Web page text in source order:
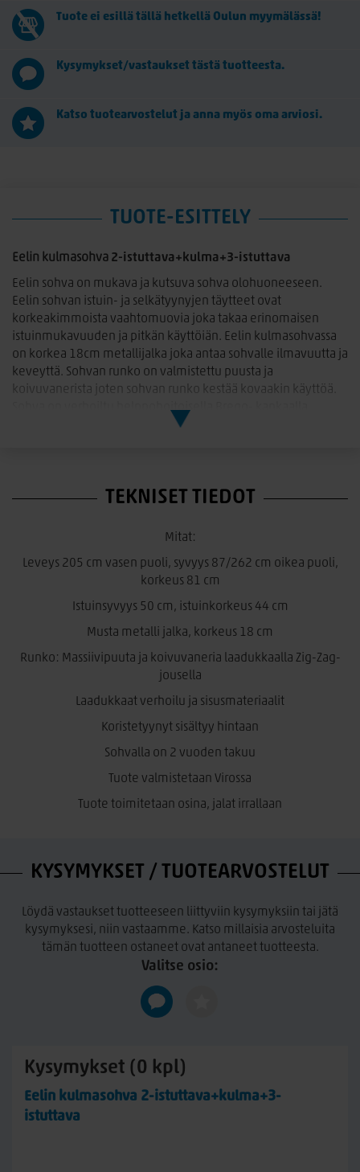
Tuote ei esillä tällä hetkellä Oulun myymälässä!
Kysymykset/vastaukset tästä tuotteesta.
Katso tuotearvostelut ja anna myös oma arviosi.
TUOTE-ESITTELY
Eelin kulmasohva 2-istuttava+kulma+3-istuttava
Eelin sohva on mukava ja kutsuva sohva olohuoneeseen.
Eelin sohvan istuin- ja selkätyynyjen täytteet ovat
korkeakimmoista vaahtomuovia joka takaa erinomaisen
istuinmukavuuden ja pitkän käyttöiän. Eelin kulmasohvassa
on korkea 18cm metallijalka joka antaa sohvalle ilmavuutta ja
keveyttä. Sohvan runko on valmistettu puusta ja
koivuvanerista joten sohvan runko kestää kovaakin käyttöä.
Sohva on verhoiltu helppohoitoisella Brego- kankaalla.
Sohvan tyynyt ovat irrotettavat ja päälliset pestävissä.
Istuintyynyt ja selkätyynyt:
korkeakimmoista kylmävaahtomuovia Istuintyynyt
riisuttavissa.
Runko:
Rungossa kiinteä verhoilu. Sohva on jousitettu kestävällä Zig-
Zag-jousella. Runko valmistetaan massiivipuusta ja
Sohvassa kaunis Brego-kangas. Kankaan pinta on
mielenkiintoista struktuuria. Pinta ei peilaa voimakkaasti vaan
000, käsinpesu.
yritys joka valmistaa sänkyjä ja sohvia. Yritys valmistaa
laadukkaita kalusteita joissa on kiinnitetty erityistä huomiota
tuotteiden ergonomiaan. Yrityksellä on yli
kahdenkymmenen vuoden kokemus huonekalujen
muotoilu ja kestävyys takaa sen, että huonekaluista voi
nauttia useiden vuosien ajan.
TEKNISET TIEDOT
Mitat:
Leveys 205 cm vasen puoli, syvyys 87/262 cm oikea puoli,
korkeus 81 cm
Istuinsyvyys 50 cm, istuinkorkeus 44 cm
Musta metalli jalka, korkeus 18 cm
Runko: Massiivipuuta ja koivuvaneria laadukkaalla Zig-Zag-
jousella
Laadukkaat verhoilu ja sisusmateriaalit
Koristetyynyt sisältyy hintaan
Sohvalla on 2 vuoden takuu
Tuote valmistetaan Virossa
Tuote toimitetaan osina, jalat irrallaan
KYSYMYKSET / TUOTEARVOSTELUT
Löydä vastaukset tuotteeseen liittyviin kysymyksiin tai jätä
kysymyksesi, niin vastaamme. Katso millaisia arvosteluita
tämän tuotteen ostaneet ovat antaneet tuotteesta.
Valitse osio:
Kysymykset (0 kpl)
Eelin kulmasohva 2-istuttava+kulma+3-
istuttava